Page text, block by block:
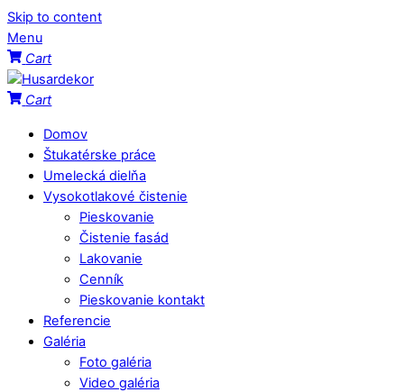
Skip to content
Menu
Cart
Cart
Domov
Štukatérske práce
Umelecká dielňa
Vysokotlakové čistenie
Pieskovanie
Čistenie fasád
Lakovanie
Cenník
Pieskovanie kontakt
Referencie
Galéria
Foto galéria
Video galéria